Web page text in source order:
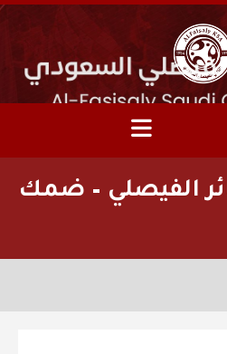
الفيصلي – ضمك